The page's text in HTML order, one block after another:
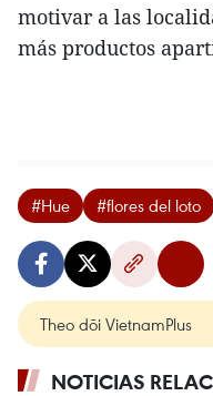
motivar a las
más productos
#Hue #flores del loto
Theo dõi VietnamPlus
NOTICIAS